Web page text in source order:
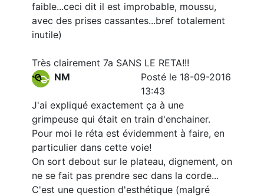
faible...ceci dit il est improbable, moussu,
avec des prises cassantes...bref totalement
inutile)
Très clairement 7a SANS LE RETA!!!
NM
Posté le 18-09-2016
13:43
J'ai expliqué exactement ça à une
grimpeuse qui était en train d'enchainer.
Pour moi le réta est évidemment à faire, en
particulier dans cette voie!
On sort debout sur le plateau, dignement, on
ne se fait pas prendre sec dans la corde...
C'est une question d'esthétique (malgré